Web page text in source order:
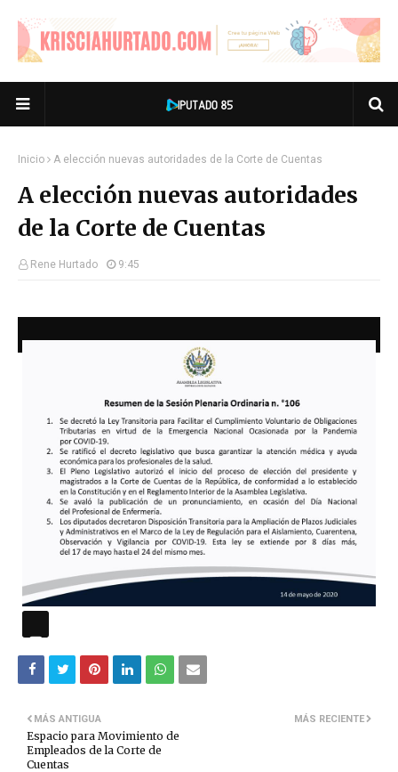
Inicio A elección nuevas autoridades de la Corte de Cuentas
A elección nuevas autoridades
de la Corte de Cuentas
Rene Hurtado 9:45
MÁS RECIENTE
MÁS ANTIGUA
Espacio para Movimiento de
Empleados de la Corte de
Cuentas